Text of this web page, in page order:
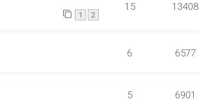
1 2
15 13408
6 6577
5 6901